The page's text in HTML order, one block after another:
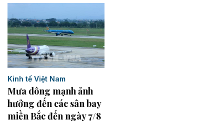
Kinh tế Việt Nam
Mưa dông mạnh ảnh
hưởng đến các sân bay
miền Bắc đến ngày 7/8